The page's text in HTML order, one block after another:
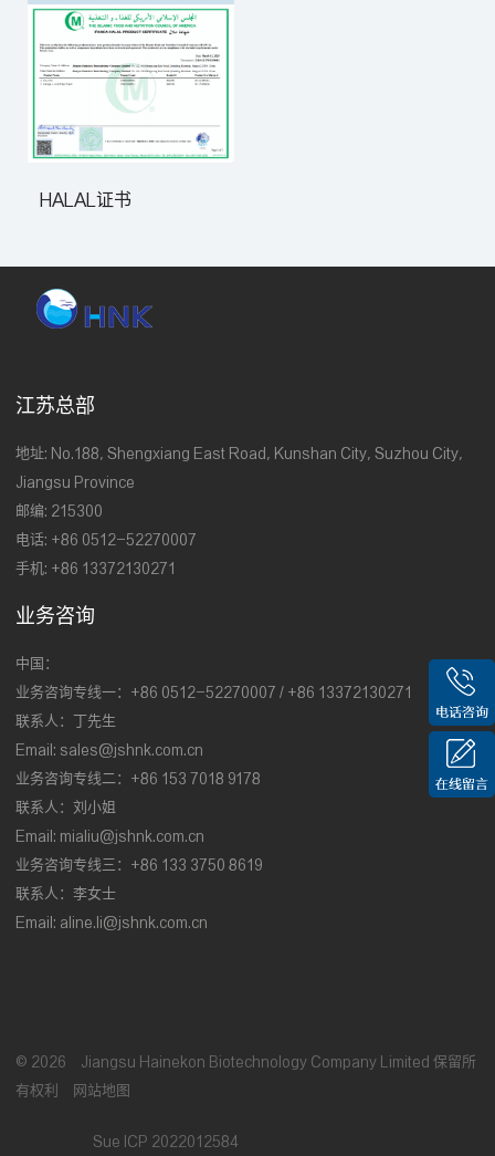
HALAL证书
江苏总部
地址: No.188, Shengxiang East Road, Kunshan City, Suzhou City,
Jiangsu Province
邮编: 215300
电话: +86 0512-52270007
手机: +86 13372130271
业务咨询
中国：
业务咨询专线一：+86 0512-52270007 / +86 13372130271
联系人：丁先生
Email: sales@jshnk.com.cn
业务咨询专线二：+86 153 7018 9178
联系人：刘小姐
Email: mialiu@jshnk.com.cn
业务咨询专线三：+86 133 3750 8619
联系人：李女士
Email: aline.li@jshnk.com.cn
© 2026 Jiangsu Hainekon Biotechnology Company Limited 保留所
有权利
网站地图
Sue ICP 2022012584